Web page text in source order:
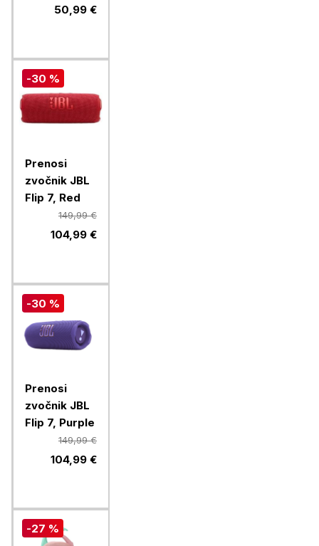
50,99 €
-30 %
Prenosi
zvočnik JBL
Flip 7, Red
149,99 €
104,99 €
-30 %
Prenosi
zvočnik JBL
Flip 7, Purple
149,99 €
104,99 €
-27 %